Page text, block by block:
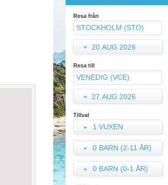
Resa från
20 AUG 2026
Resa till
27 AUG 2026
Tillval
1 VUXEN
0 BARN (2-11 ÅR)
0 BARN (0-1 ÅR)